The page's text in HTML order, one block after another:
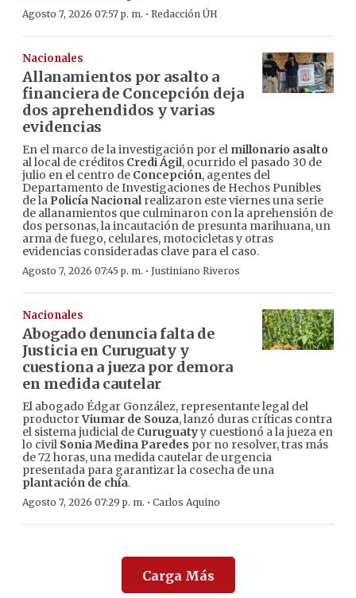
Agosto 7, 2026 07:57 p. m. · Redacción ÚH
Nacionales
Allanamientos por asalto a
financiera de Concepción deja
dos aprehendidos y varias
evidencias
En el marco de la investigación por el millonario asalto
al local de créditos Credi Ágil, ocurrido el pasado 30 de
julio en el centro de Concepción, agentes del
Departamento de Investigaciones de Hechos Punibles
de la Policía Nacionalrealizaron este viernes una serie
de allanamientos que culminaron con la aprehensión de
dos personas, la incautación de presunta marihuana, un
arma de fuego, celulares, motocicletas y otras
evidencias consideradas clave para el caso.
Agosto 7, 2026 07:45 p. m. · Justiniano Riveros
Nacionales
Abogado denuncia falta de
Justicia en Curuguaty y
cuestiona a jueza por demora
en medida cautelar
El abogado Édgar González, representante legal del
productorViumar de Souza, lanzó duras críticas contra
el sistema judicial de Curuguatyy cuestionó a la jueza en
lo civil Sonia Medina Paredes por no resolver, tras más
de 72 horas, una medida cautelar de urgencia
presentada para garantizar la cosecha de una
plantación de chía.
Agosto 7, 2026 07:29 p. m. · Carlos Aquino
Carga Más